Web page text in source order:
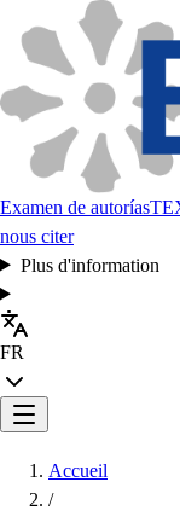
Examen de autorías
nous citer
Plus d'information
FR
Accueil
/